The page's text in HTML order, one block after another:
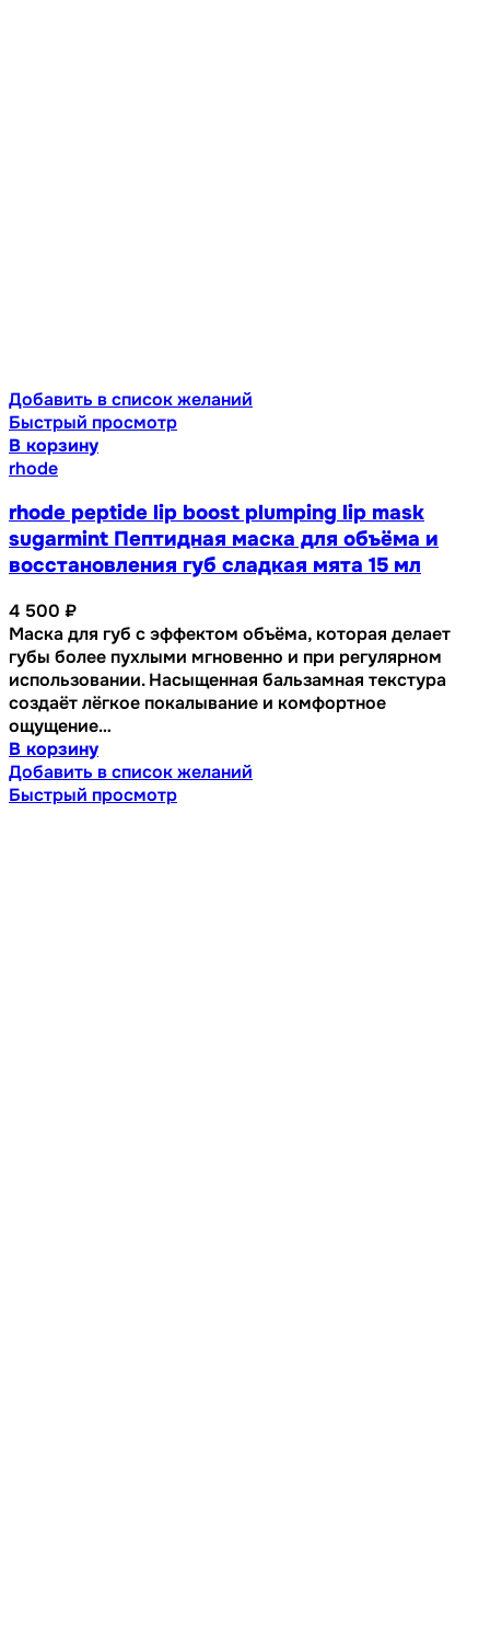
Добавить в список желаний
Быстрый просмотр
В корзину
rhode
rhode peptide lip boost plumping lip mask
sugarmint Пептидная маска для объёма и
восстановления губ сладкая мята 15 мл
4 500 ₽
Маска для губ с эффектом объёма, которая делает
губы более пухлыми мгновенно и при регулярном
использовании. Насыщенная бальзамная текстура
создаёт лёгкое покалывание и комфортное
ощущение…
В корзину
Добавить в список желаний
Быстрый просмотр